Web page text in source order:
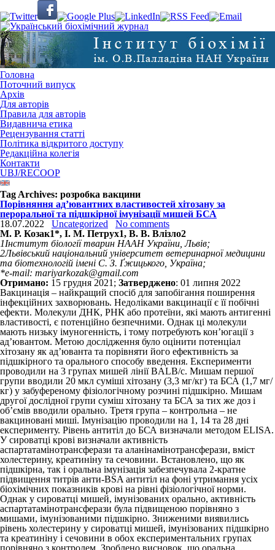
Головна
Поточний випуск
Архів
Для авторів
Правила для авторів
Видавнича етика
Рецензування статті
Політика відкритого доступу
Редакційна колегія
Контакти
UBJ/RECOOP
Tag Archives: розробка вакцини
Порівняння ад’ювантних властивостей хітозану за
пероральної та підшкірної імунізації мишей БСА
18.07.2022
Uncategorized
No comments
М. Р. Козак1*, І. М. Петрух1, В. В. Влізло2
1Інститут біології тварин НААН України, Львів;
2Львівський національний університет ветеринарної медицини
та біотехнологій імені С. З. Ґжицького, Україна;
*e-mail: mariyarkozak@gmail.com
Отримано: 15 грудня 2021; Затверджено: 01 липня 2022
Вакцинація – найкращий спосіб для запобігання поширення
інфекційних захворювань. Недоліками вакцинації є її побічні
ефекти. Молекули ДНК, РНК або протеїни, які мають антигенні
властивості, є потенційно безпечними. Однак ці молекули
мають низьку імуногенність, і тому потребують кон’югації з
ад’ювантом. Метою дослідження було оцінити потенціал
хітозану як ад’юванта та порівняти його ефективність за
підшкірного та орального способу введення. Експерименти
проводили на 3 групах мишей лінії BALB/c. Мишам першої
групи вводили 20 мкл суміші хітозану (3,3 мг/кг) та БСА (1,7 мг/
кг) у забуференому фізіологічному розчині підшкірно. Мишам
другої дослідної групи суміш хітозану та БСА за тих же доз і
об’ємів вводили орально. Третя група – контрольна – не
вакциновані миші. Імунізацію проводили на 1, 14 та 28 дні
експерименту. Рівень антитіл до БСА визначали методом ELISA.
У сироватці крові визначали активність
аспартатамінотрансферази та аланінамінотрансферази, вміст
холестерину, креатиніну та сечовини. Встановлено, що як
підшкірна, так і оральна імунізація забезпечувала 2-кратне
підвищення титрів анти-BSA антитіл на фоні утримання усіх
біохімічних показників крові на рівні фізіологічної норми.
Однак у сироватці мишей, імунізованих орально, активність
аспартатамінотрансферази була підвищеною порівняно з
мишами, імунізованими підшкірно. Зниженими виявились
рівень холестерину у сироватці мишей, імунізованих підшкірно
та креатиніну і сечовини в обох експериментальних групах
порівняно з контролем. Зроблено висновок, що оральна